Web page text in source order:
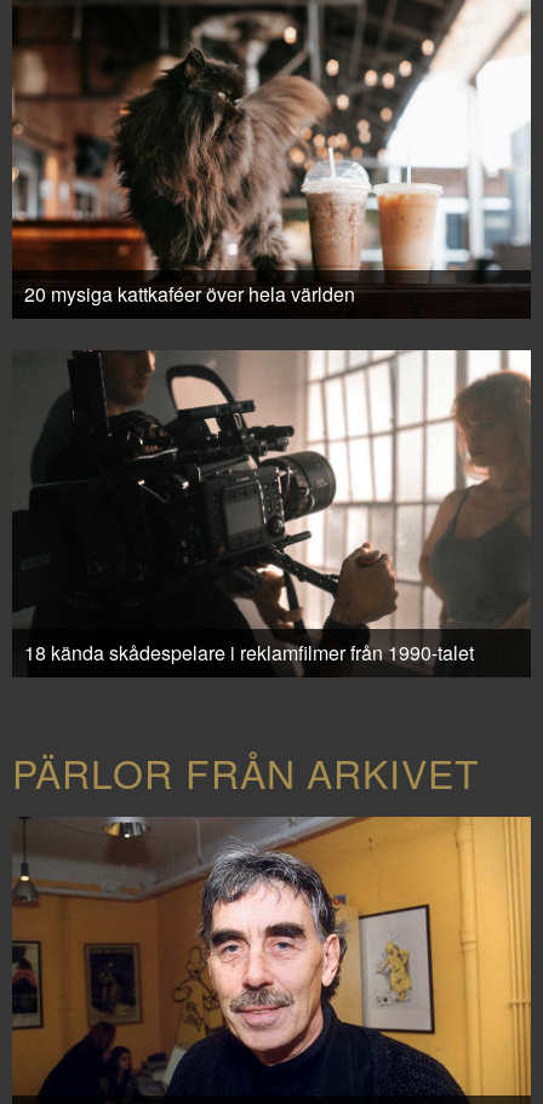
20 mysiga kattkaféer över hela världen
18 kända skådespelare i reklamfilmer från 1990-talet
PÄRLOR FRÅN ARKIVET